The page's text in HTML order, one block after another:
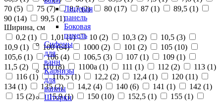
Лицевая
панель
Боковая
панель
Сифоны
для
ванн
Карнизы
для
ванны
Шторки
70 (5) 75 (7) 8,7 (2) 80 (17) 87 (1) 89,5 (1)
90 (14) 99,5 (1)
Ширина, см
0,2 (1) 1,01 (1) 10 (2) 10,3 (2) 10,5 (3)
10,9 (1) 100 (64) 1000 (2) 101 (2) 105 (10)
105,6 (1) 106 (4) 106,5 (3) 107 (1) 109 (1)
11,5 (2) 110 (8) 1100а (1) 111 (1) 112 (2) 113 (1)
116 (1) 116,5 (1) 12,2 (2) 12,4 (1) 120 (11)
134 (1) 135 (2) 14,2 (4) 140 (6) 141 (1) 142 (1)
15 (2) 15,9 (1) 150 (10) 152,5 (1) 155 (1)